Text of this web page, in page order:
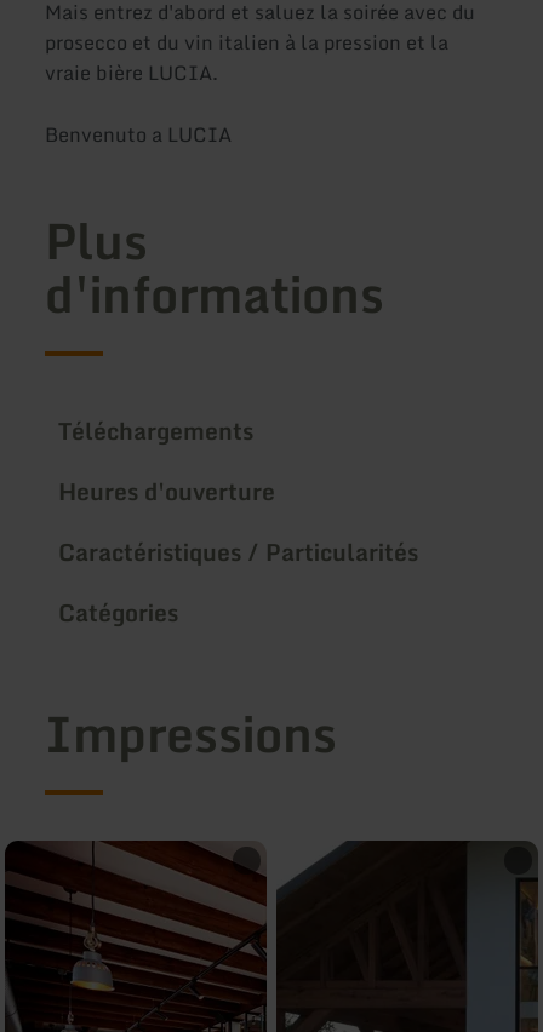
Mais entrez d'abord et saluez la soirée avec du
prosecco et du vin italien à la pression et la
vraie bière LUCIA.
Benvenuto a LUCIA
Plus
d'informations
Téléchargements
Heures d'ouverture
Caractéristiques / Particularités
Catégories
Impressions